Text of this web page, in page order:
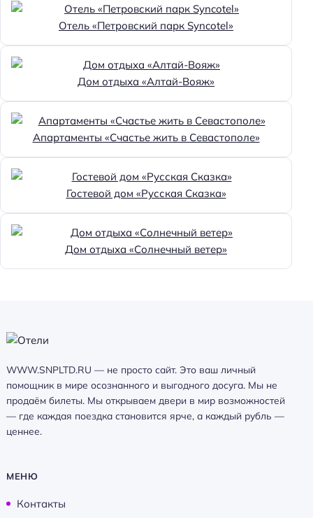
Отель «Петровский парк Syncotel»
Дом отдыха «Алтай-Вояж»
Апартаменты «Счастье жить в Севастополе»
Гостевой дом «Русская Сказка»
Дом отдыха «Солнечный ветер»
WWW.SNPLTD.RU — не просто сайт. Это ваш личный
помощник в мире осознанного и выгодного досуга. Мы не
продаём билеты. Мы открываем двери в мир возможностей
— где каждая поездка становится ярче, а каждый рубль —
ценнее.
МЕНЮ
Контакты